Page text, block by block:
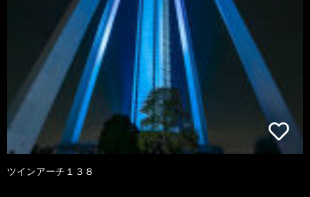
ツインアーチ１３８